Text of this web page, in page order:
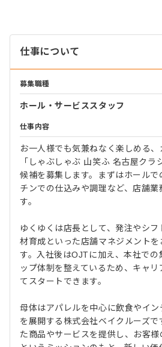
仕事について
募集職種
ホール・サービススタッフ
仕事内容
お一人様でも気兼ねなく楽しめる
「しゃぶしゃぶ 山笑ふ 名古屋クラ
候補を募集します。まずはホールで
チンでの仕込みや調理など、店舗業
す。
ゆくゆくは店長として、発注やシフ
材育成といった店舗マネジメント
す。入社後はOJTに加え、本社での
ップ体制を整えているため、キャ
てスタートできます。
母体はアパレルを中心に飲食やイ
を展開する株式会社ベイクルーズで
た商品やサービスを提供し、お客様